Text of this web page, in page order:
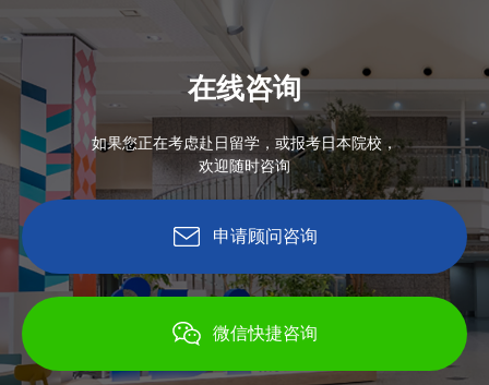
在线咨询
如果您正在考虑赴日留学，或报考日本院校，
欢迎随时咨询
申请顾问咨询
微信快捷咨询